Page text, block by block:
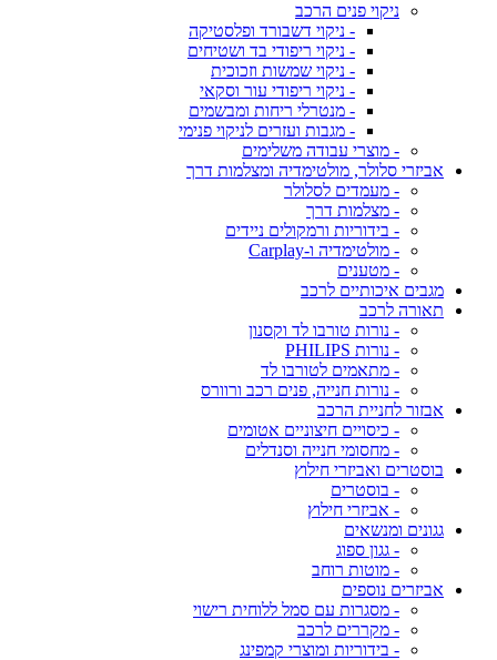
ניקוי פנים הרכב
- ניקוי דשבורד ופלסטיקה
- ניקוי ריפודי בד ושטיחים
- ניקוי שמשות וזכוכית
- ניקוי ריפודי עור וסקאי
- מנטרלי ריחות ומבשמים
- מגבות ועזרים לניקוי פנימי
- מוצרי עבודה משלימים
אביזרי סלולר, מולטימדיה ומצלמות דרך
- מעמדים לסלולר
- מצלמות דרך
- בידוריות ורמקולים ניידים
- מולטימדיה ו-Carplay
- מטענים
מגבים איכותיים לרכב
תאורה לרכב
- נורות טורבו לד וקסנון
- נורות PHILIPS
- מתאמים לטורבו לד
- נורות חנייה, פנים רכב ורוורס
אבזור לחניית הרכב
- כיסויים חיצוניים אטומים
- מחסומי חנייה וסנדלים
בוסטרים ואביזרי חילוץ
- בוסטרים
- אביזרי חילוץ
גגונים ומנשאים
- גגון ספוג
- מוטות רוחב
אביזרים נוספים
- מסגרות עם סמל ללוחית רישוי
- מקררים לרכב
- בידוריות ומוצרי קמפינג